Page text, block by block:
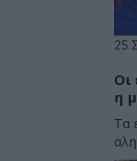
25
Οι
η
Τα